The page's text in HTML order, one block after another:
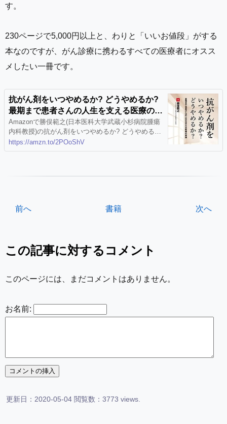
す。
230ページで5,000円以上と、わりと「いいお値段」がする
本なのですが、がん診療に携わるすべての医療者にオスス
メしたい一冊です。
抗がん剤をいつやめるか? どうやめるか?
最期まで患者さんの人生を支える医療の実
践 | 勝俣範之(日本医科大学武蔵小杉病院
腫瘍内科教授) |本 | 通販 | Amazon
Amazonで勝俣範之(日本医科大学武蔵小杉病院腫瘍
内科教授)の抗がん剤をいつやめるか? どうやめる
か? 最期まで患者さんの人生を支える医療の実践。
アマゾンならポイント還元本が多数。勝俣範之(日本
https://amzn.to/2POoShV
前へ 次へ
書籍
この記事に対するコメント
このページには、まだコメントはありません。
お名前:
更新日：2020-05-04 閲覧数：3773 views.